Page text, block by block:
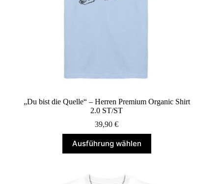
„Du bist die Quelle“ – Herren Premium Organic Shirt
2.0 ST/ST
39,90€
Ausführung wählen
Produkt
weist
Varianten